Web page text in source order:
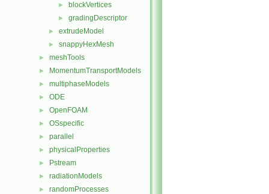
► blockVertices
► gradingDescriptor
► extrudeModel
► snappyHexMesh
► meshTools
► MomentumTransportModels
► multiphaseModels
► ODE
► OpenFOAM
► OSspecific
► parallel
► physicalProperties
► Pstream
► radiationModels
► randomProcesses